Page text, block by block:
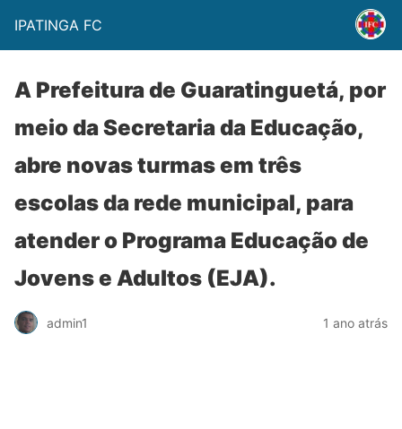
IPATINGA FC
A Prefeitura de Guaratinguetá, por
meio da Secretaria da Educação,
abre novas turmas em três
escolas da rede municipal, para
atender o Programa Educação de
Jovens e Adultos (EJA).
admin1 1 ano atrás